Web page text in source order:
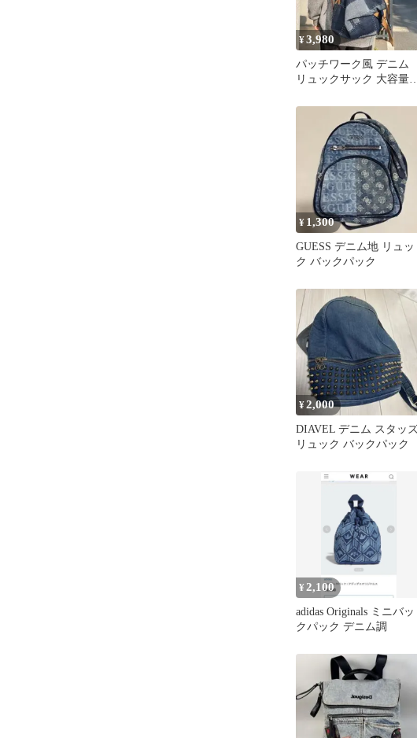
¥3,980
パッチワーク風 デニム
リュックサック 大容量
バッグ
¥ 1,300
GUESS デニム地 リュッ
ク バックパック
¥2,000
DIAVEL デニム スタッ
リュック バックパック
¥ 2,100
adidas Originals ミニバッ
クパック デニム調